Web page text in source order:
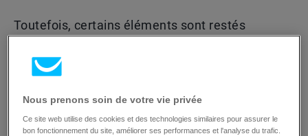
Toutefois, certains éléments sont restés
propre infrastructure d'envoi, à investir
sommes fermement convaincus que le produit
doit tenir ses promesses. Pas de revendications
Nous prenons soin de votre vie privée
Ce site web utilise des cookies et des technologies similaires pour assurer le
bon fonctionnement du site, améliorer ses performances et l'analyse du trafic.